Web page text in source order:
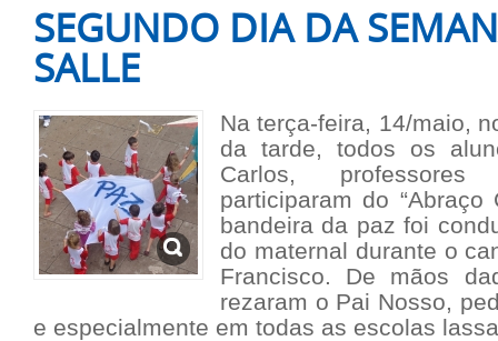
SEGUNDO DIA DA
SALLE
Na terça-feira, 14/maio,
da tarde, todos os
Carlos,
participaram do “Abraço
bandeira da paz foi
do maternal durante o
Francisco. De mãos
rezaram o Pai Nosso,
e especialmente em todas as escolas